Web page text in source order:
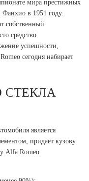
мира престижных
в 1951 году.
собственный
средство
успешности,
сегодня набирает
СТЕКЛА
является
придает кузову
Alfa Romeo